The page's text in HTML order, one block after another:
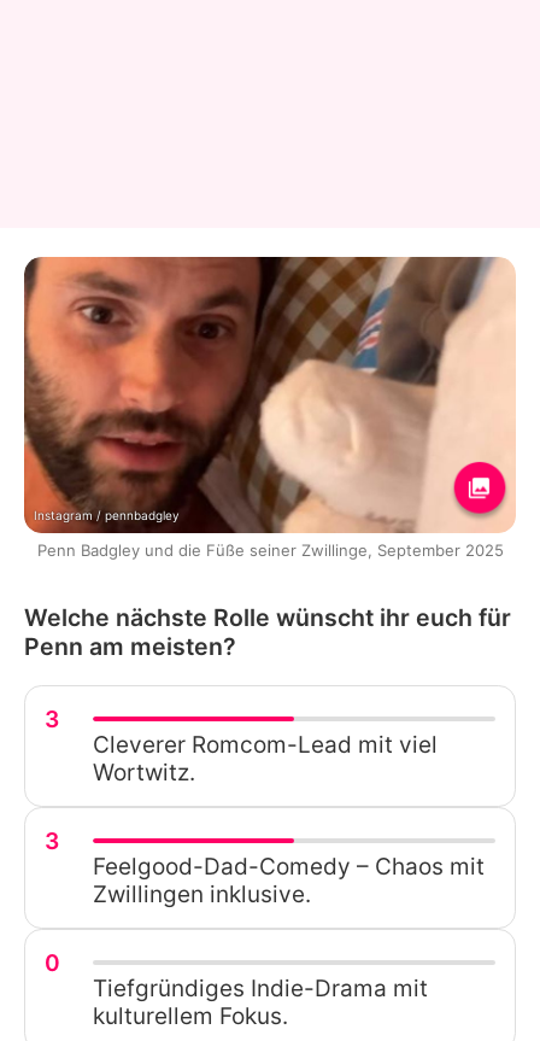
Instagram / pennbadgley
Penn Badgley und die Füße seiner Zwillinge, September 2025
Welche nächste Rolle wünscht ihr euch für
Penn am meisten?
3
Cleverer Romcom-Lead mit viel
Wortwitz.
3
Feelgood-Dad-Comedy – Chaos mit
Zwillingen inklusive.
0
Tiefgründiges Indie-Drama mit
kulturellem Fokus.